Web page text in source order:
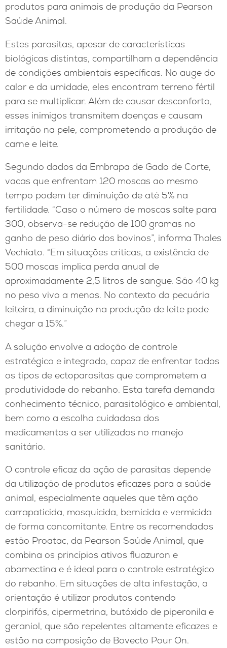
produtos para animais de produção da Pearson
Saúde Animal.
Estes parasitas, apesar de características
biológicas distintas, compartilham a dependência
de condições ambientais específicas. No auge do
calor e da umidade, eles encontram terreno fértil
para se multiplicar. Além de causar desconforto,
esses inimigos transmitem doenças e causam
irritação na pele, comprometendo a produção de
carne e leite.
Segundo dados da Embrapa de Gado de Corte,
vacas que enfrentam 120 moscas ao mesmo
tempo podem ter diminuição de até 5% na
fertilidade. “Caso o número de moscas salte para
300, observa-se redução de 100 gramas no
ganho de peso diário dos bovinos”, informa Thales
Vechiato. “Em situações críticas, a existência de
500 moscas implica perda anual de
aproximadamente 2,5 litros de sangue. São 40 kg
no peso vivo a menos. No contexto da pecuária
leiteira, a diminuição na produção de leite pode
chegar a 15%.”
A solução envolve a adoção de controle
estratégico e integrado, capaz de enfrentar todos
os tipos de ectoparasitas que comprometem a
produtividade do rebanho. Esta tarefa demanda
conhecimento técnico, parasitológico e ambiental,
bem como a escolha cuidadosa dos
medicamentos a ser utilizados no manejo
sanitário.
O controle eficaz da ação de parasitas depende
da utilização de produtos eficazes para a saúde
animal, especialmente aqueles que têm ação
carrapaticida, mosquicida, bernicida e vermicida
de forma concomitante. Entre os recomendados
estão Proatac, da Pearson Saúde Animal, que
combina os princípios ativos fluazuron e
abamectina e é ideal para o controle estratégico
do rebanho. Em situações de alta infestação, a
orientação é utilizar produtos contendo
clorpirifós, cipermetrina, butóxido de piperonila e
geraniol, que são repelentes altamente eficazes e
estão na composição de Bovecto Pour On.